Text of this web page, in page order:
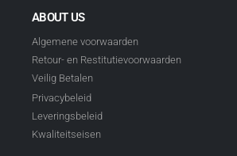
ABOUT US
Algemene voorwaarden
Retour- en Restitutievoorwaarden
Veilig Betalen
Privacybeleid
Leveringsbeleid
Kwaliteitseisen